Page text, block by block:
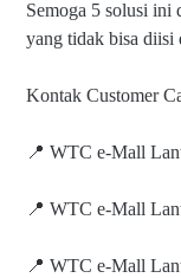
Semoga 5 solusi ini
yang tidak bisa diisi
Kontak Customer
📍 WTC e-Mall
📍 WTC e-Mall
📍 WTC e-Mall